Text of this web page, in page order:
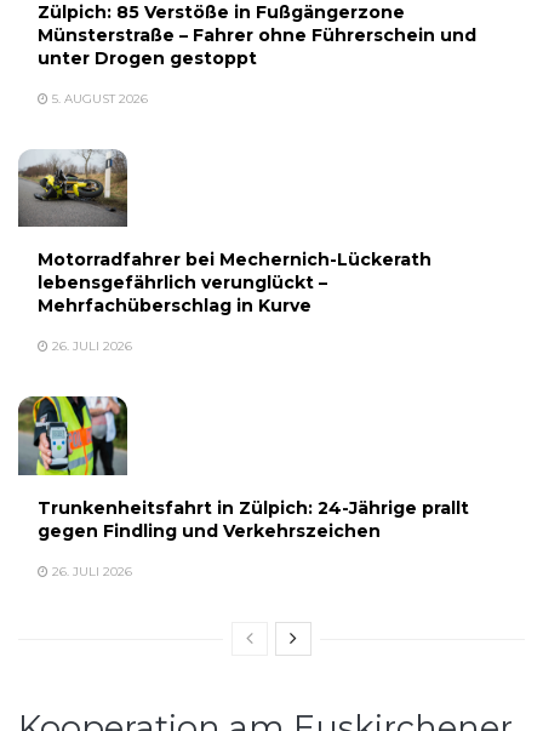
Zülpich: 85 Verstöße in Fußgängerzone
Münsterstraße – Fahrer ohne Führerschein und
unter Drogen gestoppt
5. AUGUST 2026
Motorradfahrer bei Mechernich-Lückerath
lebensgefährlich verunglückt –
Mehrfachüberschlag in Kurve
26. JULI 2026
Trunkenheitsfahrt in Zülpich: 24-Jährige prallt
gegen Findling und Verkehrszeichen
26. JULI 2026